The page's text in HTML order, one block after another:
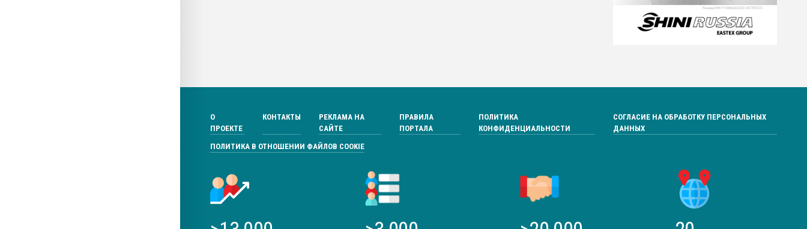
О
ПРОЕКТЕ
КОНТАКТЫ
РЕКЛАМА НА
САЙТЕ
ПРАВИЛА
ПОРТАЛА
ПОЛИТИКА
КОНФИДЕНЦИАЛЬНОСТИ
СОГЛАСИЕ НА ОБРАБОТКУ ПЕРСОНАЛЬНЫХ
ДАННЫХ
ПОЛИТИКА В ОТНОШЕНИИ ФАЙЛОВ COOKIE